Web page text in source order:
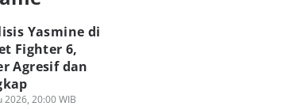
Yasmine di
Fighter 6,
Agresif dan
2026, 20:00 WIB